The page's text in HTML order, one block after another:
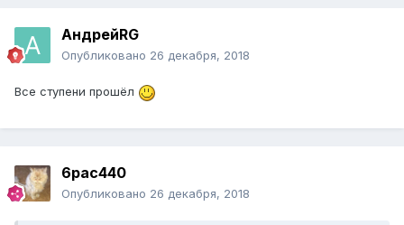
АндрейRG
Опубликовано 26 декабря, 2018
Все ступени прошёл
6pac440
Опубликовано 26 декабря, 2018